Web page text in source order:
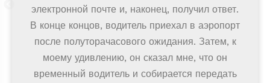
электронной почте и, наконец, получил ответ.
В конце концов, водитель приехал в аэропорт
после полуторачасового ожидания. Затем, к
моему удивлению, он сказал мне, что он
временный водитель и собирается передать